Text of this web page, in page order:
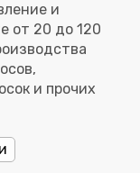
и
от 20 до 120
и прочих